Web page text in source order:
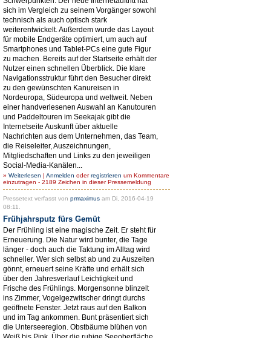
sich im Vergleich zu seinem Vorgänger sowohl
technisch als auch optisch stark
weiterentwickelt. Außerdem wurde das Layout
für mobile Endgeräte optimiert, um auch auf
Smartphones und Tablet-PCs eine gute Figur
zu machen. Bereits auf der Startseite erhält der
Nutzer einen schnellen Überblick. Die klare
Navigationsstruktur führt den Besucher direkt
zu den gewünschten Kanureisen in
Nordeuropa, Südeuropa und weltweit. Neben
einer handverlesenen Auswahl an Kanutouren
und Paddeltouren im Seekajak gibt die
Internetseite Auskunft über aktuelle
Nachrichten aus dem Unternehmen, das Team,
die Reiseleiter, Auszeichnungen,
Mitgliedschaften und Links zu den jeweiligen
Social-Media-Kanälen...
» Weiterlesen | Anmelden oderregistrieren um Kommentare
einzutragen - 2189 Zeichen in dieser Pressemeldung
Pressetext verfasst von prmaximus am Di, 2016-04-19
08:11.
Frühjahrsputz fürs Gemüt
Der Frühling ist eine magische Zeit. Er steht für
Erneuerung. Die Natur wird bunter, die Tage
länger - doch auch die Taktung im Alltag wird
schneller. Wer sich selbst ab und zu Auszeiten
gönnt, erneuert seine Kräfte und erhält sich
über den Jahresverlauf Leichtigkeit und
Frische des Frühlings. Morgensonne blinzelt
ins Zimmer, Vogelgezwitscher dringt durchs
geöffnete Fenster. Jetzt raus auf den Balkon
und im Tag ankommen. Bunt präsentiert sich
die Unterseeregion. Obstbäume blühen von